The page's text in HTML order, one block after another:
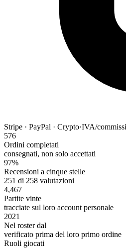
Stripe · PayPal · Crypto·IVA/
576
Ordini completati
consegnati, non solo accettati
97%
Recensioni a cinque stelle
251 di 258 valutazioni
4,467
Partite vinte
tracciate sul loro account personale
2021
Nel roster dal
verificato prima del loro primo ordine
Ruoli giocati